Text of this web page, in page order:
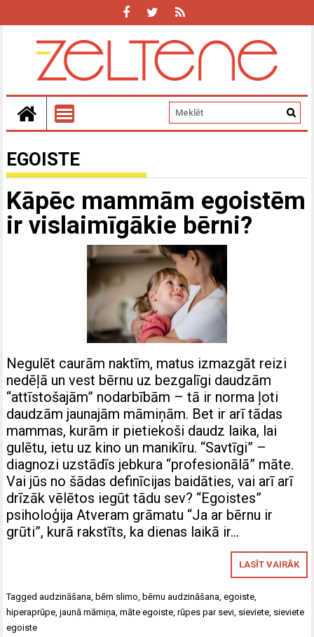
EGOISTE
Kāpēc mammām egoistēm
ir vislaimīgākie bērni?
Negulēt caurām naktīm, matus izmazgāt reizi
nedēļā un vest bērnu uz bezgalīgi daudzām
“attīstošajām” nodarbībām – tā ir norma ļoti
daudzām jaunajām māmiņām. Bet ir arī tādas
mammas, kurām ir pietiekoši daudz laika, lai
gulētu, ietu uz kino un manikīru. “Savtīgi” –
diagnozi uzstādīs jebkura “profesionālā” māte.
Vai jūs no šādas definīcijas baidāties, vai arī arī
drīzāk vēlētos iegūt tādu sev? “Egoistes”
psiholoģija Atveram grāmatu “Ja ar bērnu ir
grūti”, kurā rakstīts, ka dienas laikā ir…
LASĪT VAIRĀK
Taggedaudzināšana ,bērn slimo ,bērnu audzināšana ,egoiste
hiperaprūpe ,jaunā māmiņa ,māte egoiste ,rūpes par sevi sieviete sieviete
egoiste